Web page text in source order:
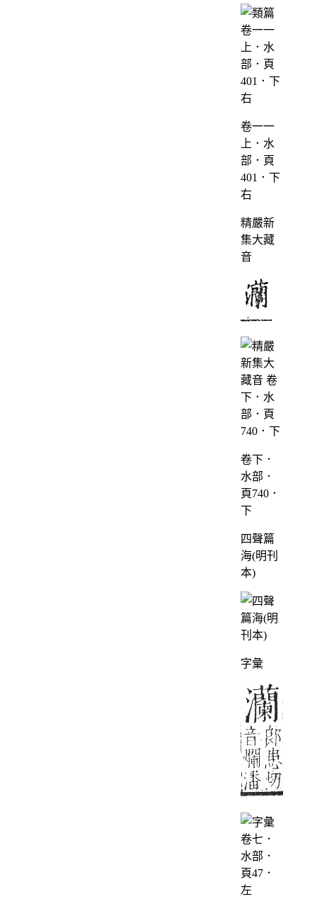
卷一一
上．水
部．頁
401．下
右
精嚴新
集大藏
音
卷下．
水部．
頁740．
下
四聲篇
海(明刊
本)
字彙